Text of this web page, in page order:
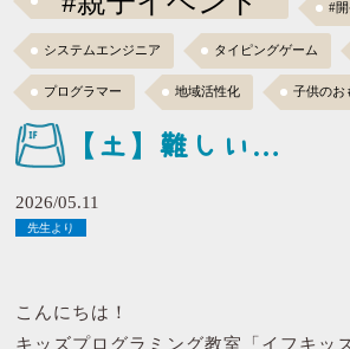
#
システムエンジニア タイピングゲーム
プログラマー 地域活性化 子供のお
【土】難しい…
2026/05.11
先生より
こんにちは！
キッズプログラミング教室「イフキッ